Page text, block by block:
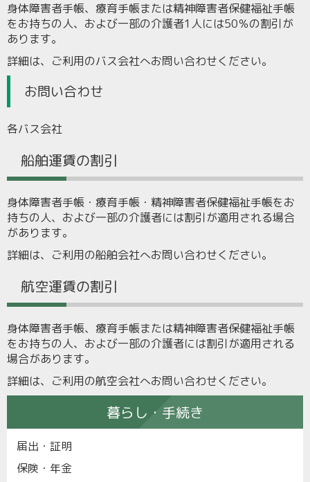
身体障害者手帳、療育手帳または精神障害者保健福祉手帳
をお持ちの人、および一部の介護者1人には50％の割引が
あります。
詳細は、ご利用のバス会社へお問い合わせください。
お問い合わせ
各バス会社
船舶運賃の割引
身体障害者手帳・療育手帳・精神障害者保健福祉手帳をお
持ちの人、および一部の介護者には割引が適用される場合
があります。
詳細は、ご利用の船舶会社へお問い合わせください。
航空運賃の割引
身体障害者手帳、療育手帳または精神障害者保健福祉手帳
をお持ちの人、および一部の介護者には割引が適用される
場合があります。
詳細は、ご利用の航空会社へお問い合わせください。
暮らし・手続き
届出・証明
保険・年金